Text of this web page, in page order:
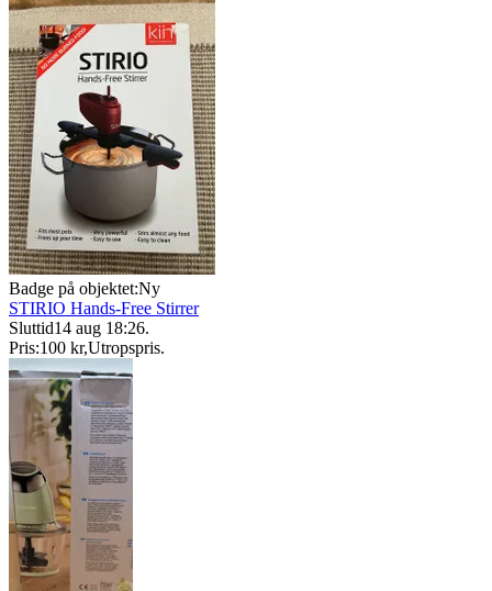
Badge på objektet:Ny
STIRIO Hands-Free Stirrer
Sluttid14 aug 18:26.
Pris:100 kr,Utropspris.